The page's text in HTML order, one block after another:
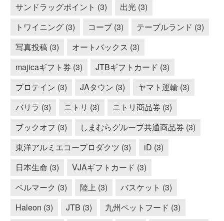
サンドラッグポイント (3)
出光 (3)
トワイニング (3)
コープ (3)
テーブルランド (3)
写真投稿 (3)
オートバックス (3)
majicaギフト券 (3)
JTBギフトカード (3)
プロテイン (3)
JAタウン (3)
ヤマト運輸 (3)
バリラ (3)
ニトリ (3)
ニトリ商品券 (3)
ブックオフ (3)
しまむらグループ共通商品券 (3)
東洋アルミエコープロダクツ (3)
iD (3)
日本生命 (3)
VJAギフトカード (3)
ベルマーク (3)
陸上 (3)
バスケット (3)
Haleon (3)
JTB (3)
九州ペットフード (3)